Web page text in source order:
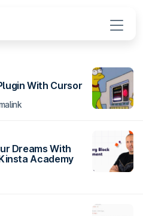
With Cursor
Dreams With
Academy